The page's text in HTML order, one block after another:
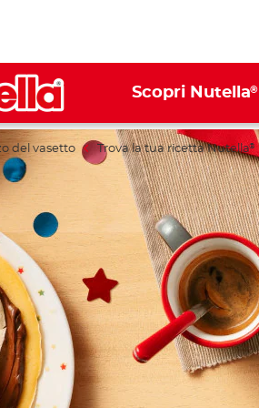
Scopri Nutella®
del vasetto Trova la tua ricetta Nutella®